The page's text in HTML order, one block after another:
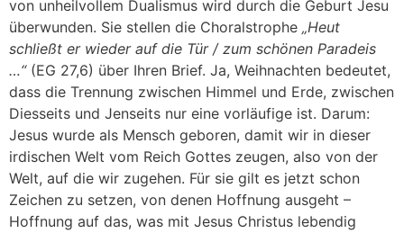
von unheilvollem Dualismus wird durch die Geburt Jesu
überwunden. Sie stellen die Choralstrophe „Heut
schließt er wieder auf die Tür / zum schönen Paradeis
…“(EG 27,6) über Ihren Brief. Ja, Weihnachten bedeutet,
dass die Trennung zwischen Himmel und Erde, zwischen
Diesseits und Jenseits nur eine vorläufige ist. Darum:
Jesus wurde als Mensch geboren, damit wir in dieser
irdischen Welt vom Reich Gottes zeugen, also von der
Welt, auf die wir zugehen. Für sie gilt es jetzt schon
Zeichen zu setzen, von denen Hoffnung ausgeht –
Hoffnung auf das, was mit Jesus Christus lebendig